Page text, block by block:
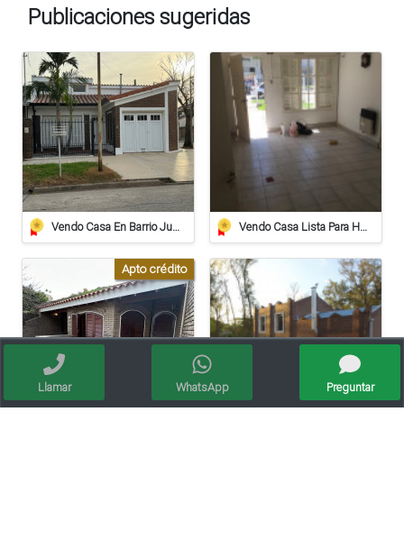
Publicaciones sugeridas
Vendo Casa En Barrio Juan De Garay Calle Corrientes 406 Vendo Casa Lista Para Habitar
Apto crédito
Llamar WhatsApp Preguntar